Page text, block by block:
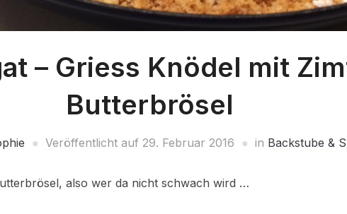
– Griess Knödel mit
Butterbrösel
Veröffentlicht auf 29. Februar 2016 in Backstube &
also wer da nicht schwach wird …